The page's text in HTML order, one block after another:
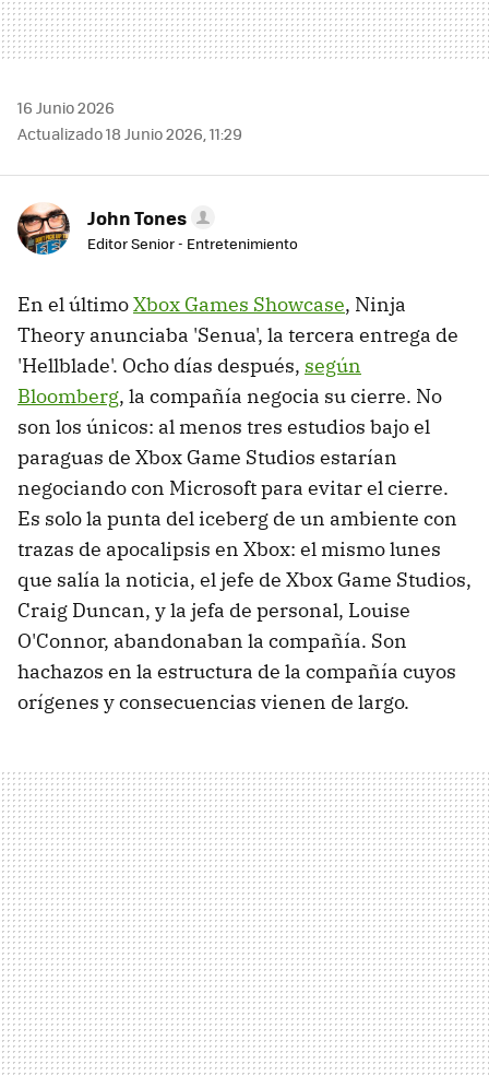
16 Junio 2026
Actualizado 18 Junio 2026, 11:29
John Tones
Editor Senior - Entretenimiento
En el últimoXbox Games Showcase, Ninja
Theory anunciaba 'Senua', la tercera entrega de
'Hellblade'. Ocho días después, según
Bloomberg, la compañía negocia su cierre. No
son los únicos: al menos tres estudios bajo el
paraguas de Xbox Game Studios estarían
negociando con Microsoft para evitar el cierre.
Es solo la punta del iceberg de un ambiente con
trazas de apocalipsis en Xbox: el mismo lunes
que salía la noticia, el jefe de Xbox Game Studios,
Craig Duncan, y la jefa de personal, Louise
O'Connor, abandonaban la compañía. Son
hachazos en la estructura de la compañía cuyos
orígenes y consecuencias vienen de largo.